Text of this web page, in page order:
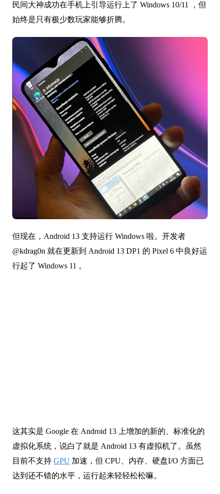
民间大神成功在手机上引导运行上了 Windows 10/11 ，但
始终是只有极少数玩家能够折腾。
但现在，Android 13 支持运行 Windows 啦。开发者
@kdrag0n 就在更新到 Android 13 DP1 的 Pixel 6 中良好运
行起了 Windows 11 。
这其实是 Google 在 Android 13 上增加的新的、标准化的
虚拟化系统，说白了就是 Android 13 有虚拟机了。虽然
目前不支持 GPU 加速，但 CPU、内存、硬盘I/O 方面已
达到还不错的水平，运行起来轻轻松松嘛。